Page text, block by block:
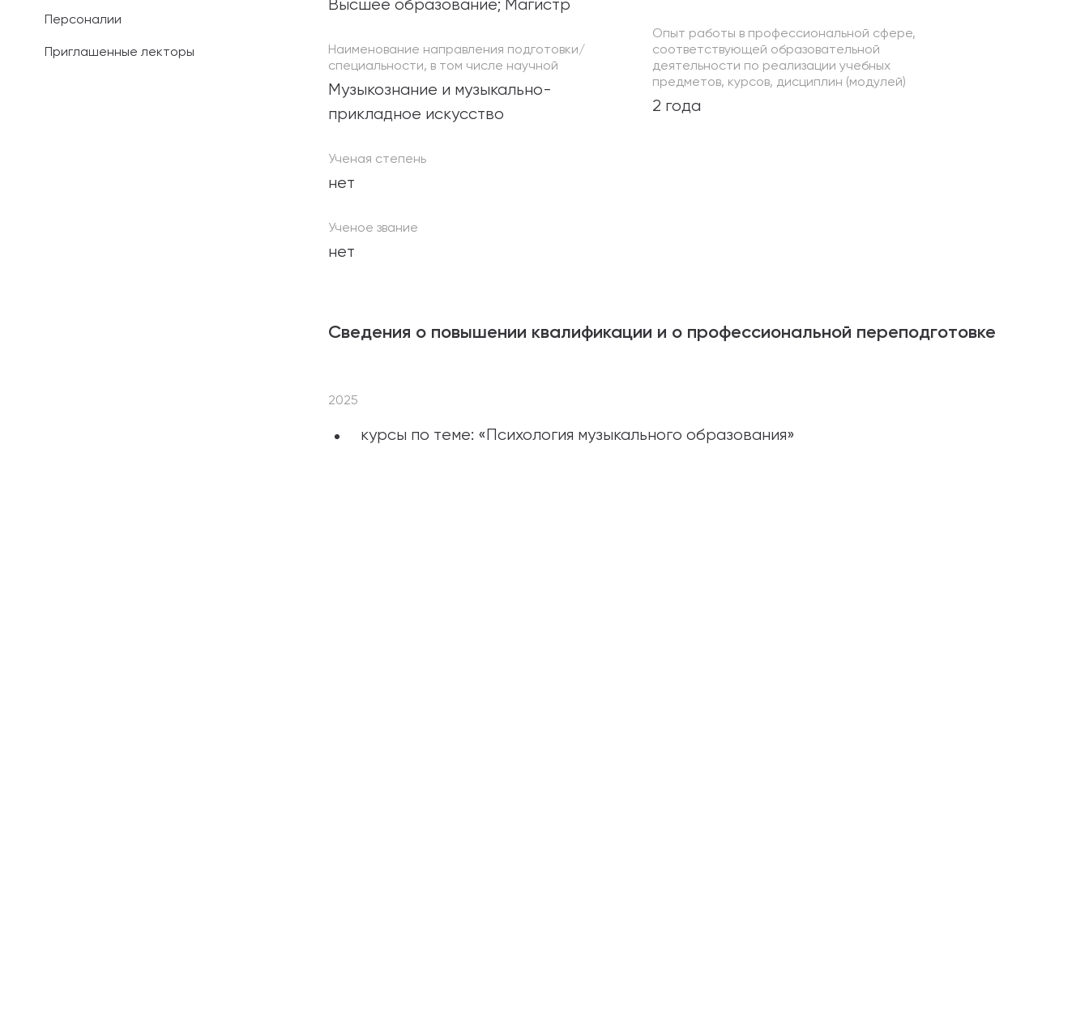
Персоналии
Приглашенные лекторы
Высшее образование; Магистр
Наименование направления подготовки/
специальности, в том числе научной
Музыкознание и музыкально-
прикладное искусство
Ученая степень
нет
Ученое звание
нет
Опыт работы в профессиональной сфере,
соответствующей образовательной
деятельности по реализации учебных
предметов, курсов, дисциплин (модулей)
2 года
Сведения о повышении квалификации и о профессиональной переподготовке
2025
курсы по теме: «Психология музыкального образования»